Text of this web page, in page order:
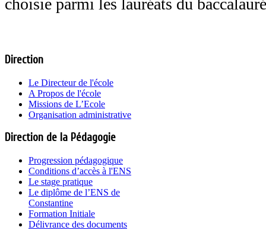
choisie parmi les lauréats du
Direction
Le Directeur de l'école
A Propos de l'école
Missions de L’Ecole
Organisation administrative
Direction de la Pédagogie
Progression pédagogique
Conditions d’accès à l'ENS
Le stage pratique
Le diplôme de l’ENS de
Constantine
Formation Initiale
Délivrance des documents